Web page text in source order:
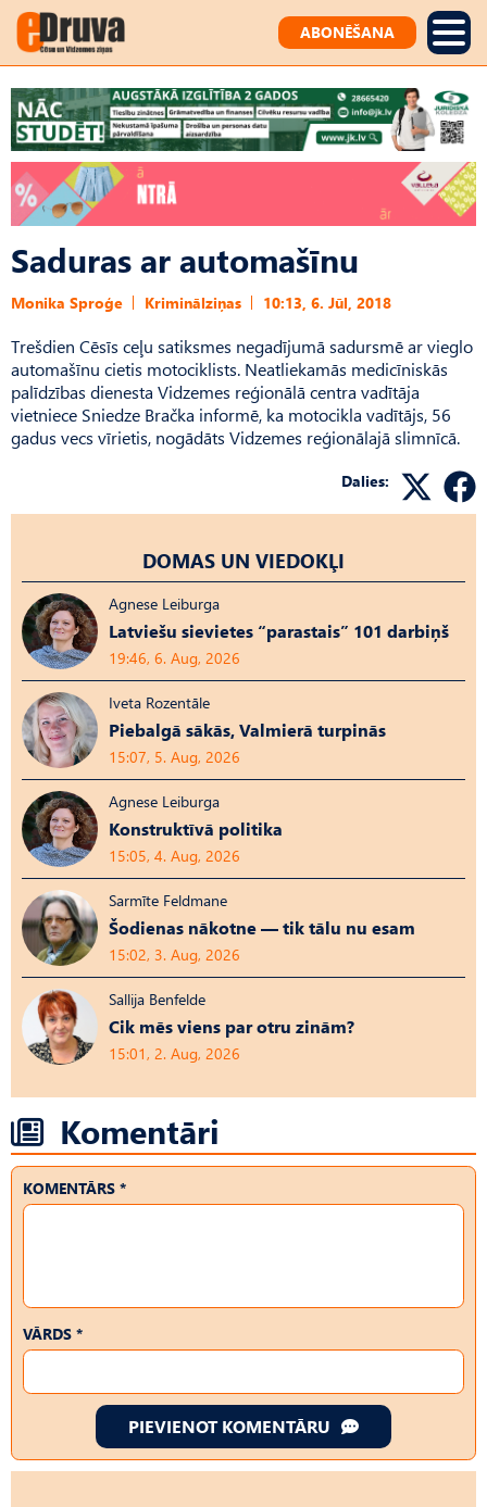
ABONĒŠANA
Saduras ar automašīnu
Monika Sproģe Kriminālziņas 10:13, 6. Jūl, 2018
Trešdien Cēsīs ceļu satiksmes negadījumā sadursmē ar vieglo
automašīnu cietis motociklists. Neatliekamās medicīniskās
palīdzības dienesta Vidzemes reģionālā centra vadītāja
vietniece Sniedze Bračka informē, ka motocikla vadītājs, 56
gadus vecs vīrietis, nogādāts Vidzemes reģionālajā slimnīcā.
Dalies:
DOMAS UN VIEDOKĻI
Agnese Leiburga
Latviešu sievietes “parastais” 101 darbiņš
19:46, 6. Aug, 2026
Iveta Rozentāle
Piebalgā sākās, Valmierā turpinās
15:07, 5. Aug, 2026
Agnese Leiburga
Konstruktīvā politika
15:05, 4. Aug, 2026
Sarmīte Feldmane
Šodienas nākotne — tik tālu nu esam
15:02, 3. Aug, 2026
Sallija Benfelde
Cik mēs viens par otru zinām?
15:01, 2. Aug, 2026
Komentāri
KOMENTĀRS *
VĀRDS *
PIEVIENOT KOMENTĀRU